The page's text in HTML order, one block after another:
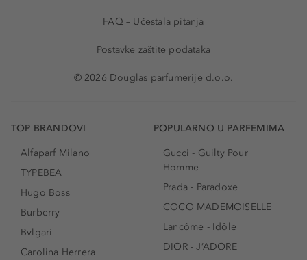
FAQ – Učestala pitanja
Postavke zaštite podataka
© 2026 Douglas parfumerije d.o.o.
TOP BRANDOVI
Alfaparf Milano
TYPEBEA
Hugo Boss
Burberry
Bvlgari
Carolina Herrera
POPULARNO U PARFEMIMA
Gucci - Guilty Pour
Homme
Prada - Paradoxe
COCO MADEMOISELLE
Lancôme - Idôle
DIOR - J’ADORE